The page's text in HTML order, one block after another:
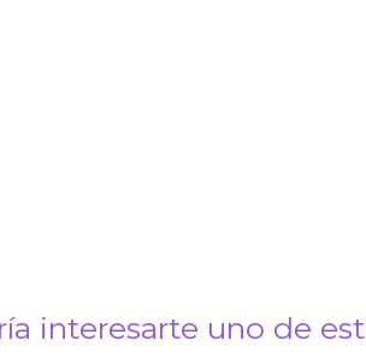
interesarte uno de